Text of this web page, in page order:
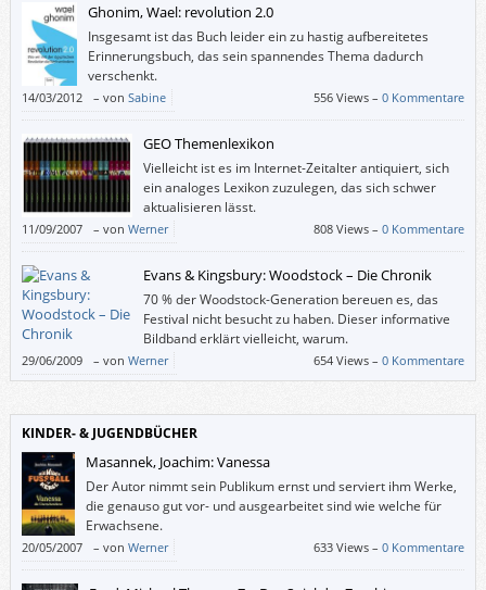
Ghonim, Wael: revolution 2.0
Insgesamt ist das Buch leider ein zu hastig aufbereitetes
Erinnerungsbuch, das sein spannendes Thema dadurch
verschenkt.
14/03/2012 – von Sabine 556 Views –0 Kommentare
GEO Themenlexikon
Vielleicht ist es im Internet-Zeitalter antiquiert, sich
ein analoges Lexikon zuzulegen, das sich schwer
aktualisieren lässt.
11/09/2007 – von Werner 808 Views –0 Kommentare
Evans & Kingsbury: Woodstock – Die Chronik
70 % der Woodstock-Generation bereuen es, das
Festival nicht besucht zu haben. Dieser informative
Bildband erklärt vielleicht, warum.
29/06/2009 – von Werner 654 Views –0 Kommentare
KINDER- & JUGENDBÜCHER
Masannek, Joachim: Vanessa
Der Autor nimmt sein Publikum ernst und serviert ihm Werke,
die genauso gut vor- und ausgearbeitet sind wie welche für
Erwachsene.
20/05/2007 – von Werner 633 Views –0 Kommentare